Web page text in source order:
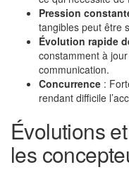
Pression
tangibles peut être
Évolution rapide
constamment à
communication.
Concurrence :
rendant difficile
Évolutions
les